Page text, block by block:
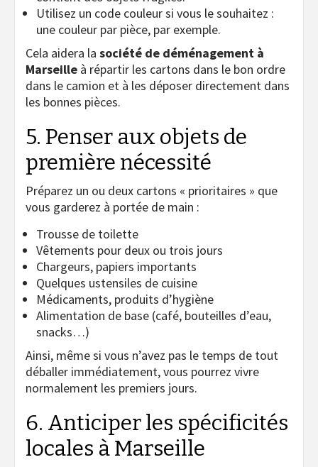
Utilisez un code couleur si vous le souhaitez :
une couleur par pièce, par exemple.
Cela aidera la société de déménagement à
Marseille à répartir les cartons dans le bon ordre
dans le camion et à les déposer directement dans
les bonnes pièces.
5. Penser aux objets de
première nécessité
Préparez un ou deux cartons « prioritaires » que
vous garderez à portée de main :
Trousse de toilette
Vêtements pour deux ou trois jours
Chargeurs, papiers importants
Quelques ustensiles de cuisine
Médicaments, produits d’hygiène
Alimentation de base (café, bouteilles d’eau,
snacks…)
Ainsi, même si vous n’avez pas le temps de tout
déballer immédiatement, vous pourrez vivre
normalement les premiers jours.
6. Anticiper les spécificités
locales à Marseille